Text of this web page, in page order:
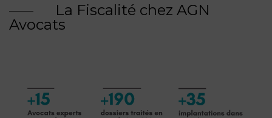
La Fiscalité chez AGN
Avocats